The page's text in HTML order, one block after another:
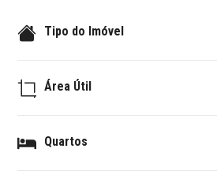
Tipo do Imóvel
Área Útil
Quartos